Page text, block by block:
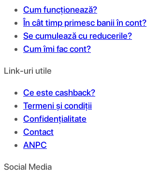
Cum funcționează?
În cât timp primesc banii în cont?
Se cumulează cu reducerile?
Cum îmi fac cont?
Link-uri utile
Ce este cashback?
Termeni și condiții
Confidențialitate
Contact
ANPC
Social Media